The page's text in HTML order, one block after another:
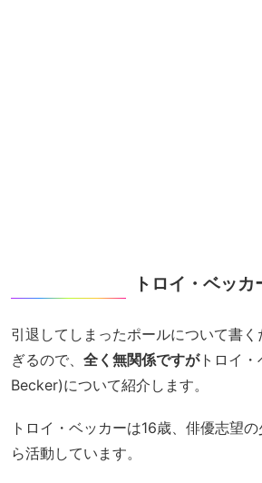
トロイ・ベッカ
引退してしまったポールについて書
ぎるので、 全く無関係ですがトロイ
Becker)について紹介します。
トロイ・ベッカーは16歳、俳優志望
ら活動しています。